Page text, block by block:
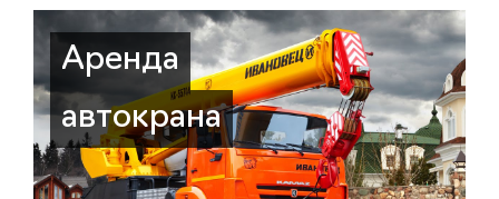
Аренда
автокрана